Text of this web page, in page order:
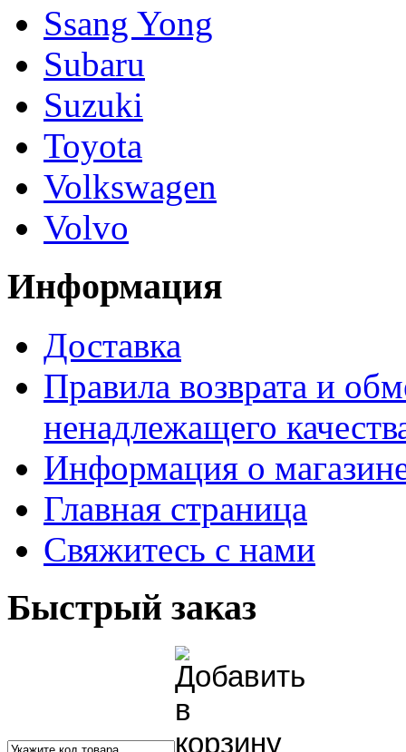
Ssang Yong
Subaru
Suzuki
Toyota
Volkswagen
Volvo
Информация
Доставка
Правила возврата и
ненадлежащего
Информация о
Главная страница
Свяжитесь с нами
Быстрый заказ